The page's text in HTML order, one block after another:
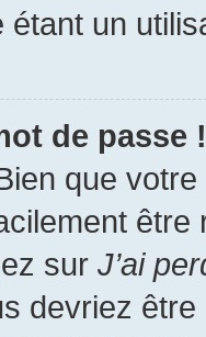
un
de passe !
que
sur J’ai
devriez